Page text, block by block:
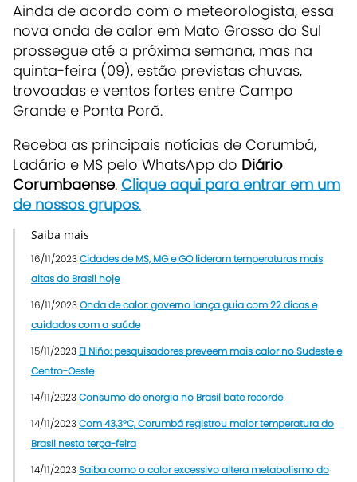
Ainda de acordo com o meteorologista, essa
nova onda de calor em Mato Grosso do Sul
prossegue até a próxima semana, mas na
quinta-feira (09), estão previstas chuvas,
trovoadas e ventos fortes entre Campo
Grande e Ponta Porã.
Receba as principais notícias de Corumbá,
Ladário e MS pelo WhatsApp do Diário
Corumbaense. Clique aqui para entrar em um
de nossos grupos.
Saiba mais
16/11/2023Cidades de MS, MG e GO lideram temperaturas mais
altas do Brasil hoje
16/11/2023Onda de calor: governo lança guia com 22 dicas e
cuidados com a saúde
15/11/2023 El Niño: pesquisadores preveem mais calor no Sudeste e
Centro-Oeste
14/11/2023Consumo de energia no Brasil bate recorde
14/11/2023Com 43,3°C, Corumbá registrou maior temperatura do
Brasil nesta terça-feira
14/11/2023Saiba como o calor excessivo altera metabolismo do